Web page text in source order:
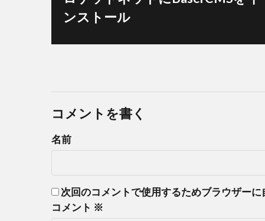
ンストール
コメントを書く
名前
次回のコメントで使用するためブラウザー
コメント ※